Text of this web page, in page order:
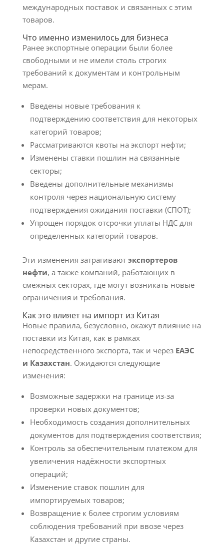
международных поставок и связанных с этим
товаров.
Что именно изменилось для бизнеса
Ранее экспортные операции были более
свободными и не имели столь строгих
требований к документам и контрольным
мерам.
Введены новые требования к
подтверждению соответствия для некоторых
категорий товаров;
Рассматриваются квоты на экспорт нефти;
Изменены ставки пошлин на связанные
секторы;
Введены дополнительные механизмы
контроля через национальную систему
подтверждения ожидания поставки (СПОТ);
Упрощен порядок отсрочки уплаты НДС для
определенных категорий товаров.
Эти изменения затрагивают экспортеров
нефти, а также компаний, работающих в
смежных секторах, где могут возникать новые
ограничения и требования.
Как это влияет на импорт из Китая
Новые правила, безусловно, окажут влияние на
поставки из Китая, как в рамках
непосредственного экспорта, так и через ЕАЭС
и Казахстан. Ожидаются следующие
изменения:
Возможные задержки на границе из-за
проверки новых документов;
Необходимость создания дополнительных
документов для подтверждения соответствия;
Контроль за обеспечительным платежом для
увеличения надёжности экспортных
операций;
Изменение ставок пошлин для
импортируемых товаров;
Возвращение к более строгим условиям
соблюдения требований при ввозе через
Казахстан и другие страны.